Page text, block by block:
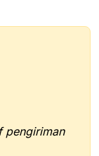
pengiriman